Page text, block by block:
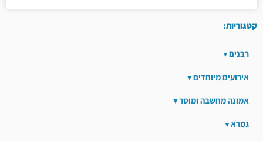
קטגוריות:
רבנים
אירועים מיוחדים
אמונה מחשבה ומוסר
גמרא